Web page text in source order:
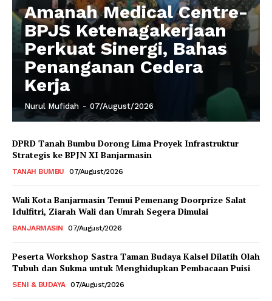
Amanah Medical Centre-
BPJS Ketenagakerjaan
Perkuat Sinergi, Bahas
Penanganan Cedera
Kerja
Nurul Mufidah - 07/August/2026
DPRD Tanah Bumbu Dorong Lima Proyek Infrastruktur
Strategis ke BPJN XI Banjarmasin
TANAH BUMBU 07/August/2026
Wali Kota Banjarmasin Temui Pemenang Doorprize Salat
Idulfitri, Ziarah Wali dan Umrah Segera Dimulai
BANJARMASIN 07/August/2026
Peserta Workshop Sastra Taman Budaya Kalsel Dilatih Olah
Tubuh dan Sukma untuk Menghidupkan Pembacaan Puisi
SENI & BUDAYA 07/August/2026